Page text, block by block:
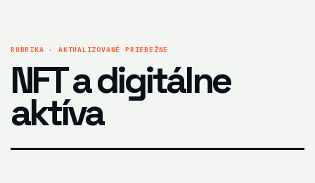
RUBRIKA · AKTUALIZOVANÉ PRIEBEŽNE
NFT a digitálne
aktíva